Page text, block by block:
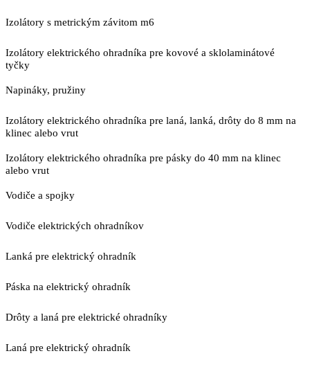
Izolátory s metrickým závitom m6
Izolátory elektrického ohradníka pre kovové a sklolaminátové
tyčky
Napináky, pružiny
Izolátory elektrického ohradníka pre laná, lanká, drôty do 8 mm na
klinec alebo vrut
Izolátory elektrického ohradníka pre pásky do 40 mm na klinec
alebo vrut
Vodiče a spojky
Vodiče elektrických ohradníkov
Lanká pre elektrický ohradník
Páska na elektrický ohradník
Drôty a laná pre elektrické ohradníky
Laná pre elektrický ohradník